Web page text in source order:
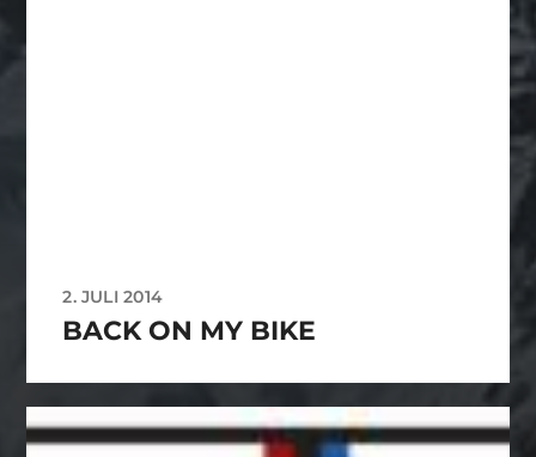
2. JULI 2014
BACK ON MY BIKE